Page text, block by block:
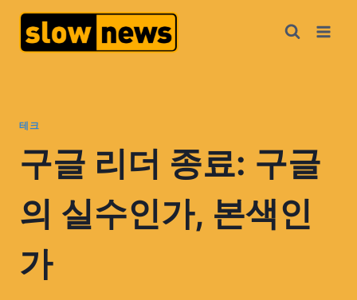
테크
구글 리더 종료: 구글
의 실수인가, 본색인
가